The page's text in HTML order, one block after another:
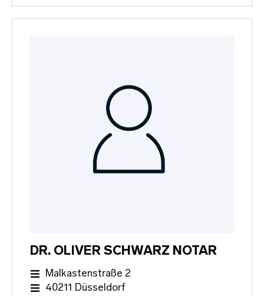
DR. OLIVER SCHWARZ NOTAR
Malkastenstraße 2
40211 Düsseldorf